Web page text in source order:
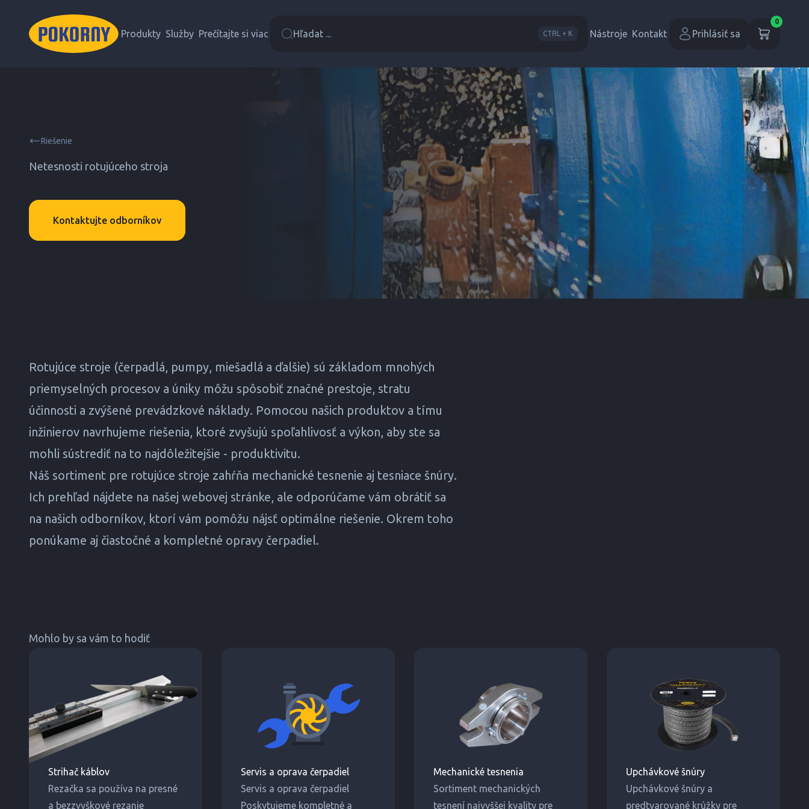
Produkty Služby Prečítajte si viac Hľadat ... CTRL + K Nástroje Kontakt Prihlásiť sa
0
Riešenie
Netesnosti rotujúceho stroja
Kontaktujte odborníkov
Rotujúce stroje (čerpadlá, pumpy, miešadlá a ďalšie) sú základom mnohých
priemyselných procesov a úniky môžu spôsobiť značné prestoje, stratu
účinnosti a zvýšené prevádzkové náklady. Pomocou našich produktov a tímu
inžinierov navrhujeme riešenia, ktoré zvyšujú spoľahlivosť a výkon, aby ste sa
mohli sústrediť na to najdôležitejšie - produktivitu.
Náš sortiment pre rotujúce stroje zahŕňa mechanické tesnenie aj tesniace šnúry.
Ich prehľad nájdete na našej webovej stránke, ale odporúčame vám obrátiť sa
na našich odborníkov, ktorí vám pomôžu nájsť optimálne riešenie. Okrem toho
ponúkame aj čiastočné a kompletné opravy čerpadiel.
Mohlo by sa vám to hodiť
Strihač káblov
Rezačka sa používa na presné
a bezzvyškové rezanie
Servis a oprava čerpadiel
Servis a oprava čerpadiel
Poskytujeme kompletné a
Mechanické tesnenia
Sortiment mechanických
tesnení najvyššej kvality pre
Upchávkové šnúry
Upchávkové šnúry a
predtvarované krúžky pre